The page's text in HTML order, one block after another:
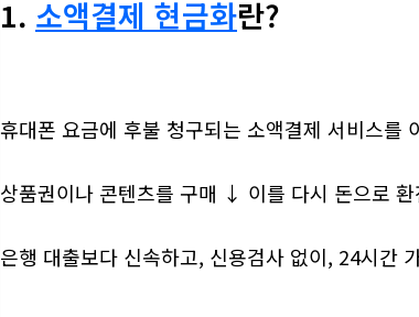
1. 소액결제 현금화란?
휴대폰 요금에 후불 청구되는 소액결제 서비스를
상품권이나 콘텐츠를 구매 ↓ 이를 다시 돈으로
은행 대출보다 신속하고, 신용검사 없이, 24시간